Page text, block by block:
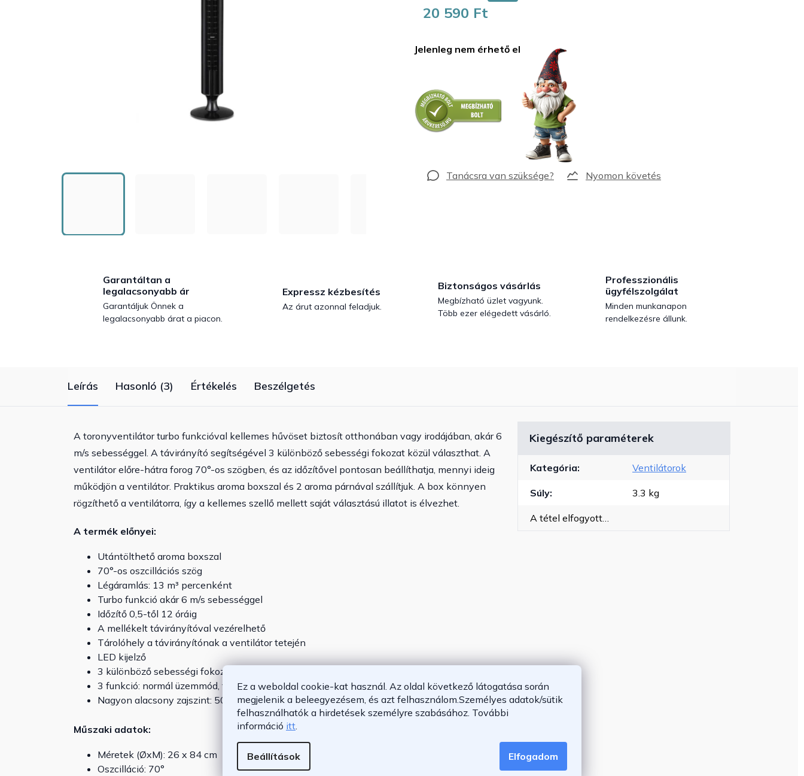
Ez a weboldal cookie-kat használ. Az oldal következő látogatása során
megjelenik a beleegyezésem, és azt felhasználom. Személyes adatok/sütik
felhasználhatók a hirdetések személyre szabásához. További
információ itt
Beállítások Elfogadom
20 590 Ft
Jelenleg nem érhető el
Nyomon követés
Garantáltan a
legalacsonyabb ár
Garantáljuk Önnek a
legalacsonyabb árat a piacon.
Expressz kézbesítés
Az árut azonnal feladjuk.
Biztonságos vásárlás
Megbízható üzlet vagyunk.
Több ezer elégedett vásárló.
Professzionális
ügyfélszolgálat
Minden munkanapon
rendelkezésre állunk.
Leírás Hasonló (3) Értékelés Beszélgetés
A toronyventilátor turbo funkcióval kellemes hűvöset biztosít otthonában vagy irodájában, akár 6
m/s sebességgel. A távirányító segítségével 3 különböző sebességi fokozat közül választhat. A
ventilátor előre-hátra forog 70°-os szögben, és az időzítővel pontosan beállíthatja, mennyi ideig
működjön a ventilátor. Praktikus aroma boxszal és 2 aroma párnával szállítjuk. A box könnyen
rögzíthető a ventilátorra, így a kellemes szellő mellett saját választású illatot is élvezhet.
A termék előnyei:
Utántölthető aroma boxszal
70°-os oszcillációs szög
Légáramlás: 13 m³ percenként
Turbo funkció akár 6 m/s sebességgel
Időzítő 0,5-től 12 óráig
A mellékelt távirányítóval vezérelhető
Tárolóhely a távirányítónak a ventilátor tetején
LED kijelző
3 különböző sebességi fokozat
3 funkció: normál üzemmód, természetes, alvó üzemmód
Nagyon alacsony zajszint: 50 dB
Műszaki adatok:
Méretek (ØxM): 26 x 84 cm
Oszcilláció: 70°
Kiegészítő paraméterek
Kategória: Ventilátorok
Súly: 3.3 kg
A tétel elfogyott…